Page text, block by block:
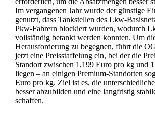
Im vergangenen Jahr wurde der günstige
genutzt, dass Tankstellen des Lkw-
Pkw-Fahrern blockiert wurden, wodurch
vollständig betankt werden konnten. Um
Herausforderung zu begegnen, führt die
jetzt eine Preisstaffelung ein, bei der die
Standort zwischen 1,199 Euro pro kg und
liegen – an einigen Premium-Standorten
Euro pro kg. Ziel ist es, die
besser abzubilden und eine langfristig
schaffen.